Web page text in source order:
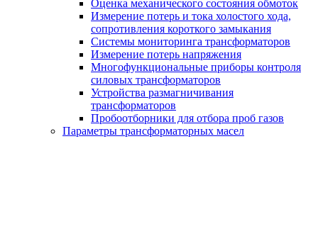
Оценка механического состояния обмоток
Измерение потерь и тока холостого хода,
сопротивления короткого замыкания
Системы мониторинга трансформаторов
Измерение потерь напряжения
Многофункциональные приборы контроля
силовых трансформаторов
Устройства размагничивания
трансформаторов
Пробоотборники для отбора проб газов
Параметры трансформаторных масел